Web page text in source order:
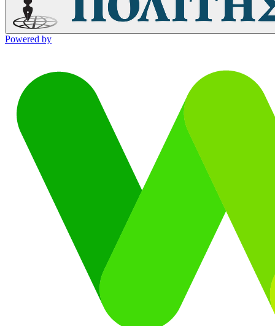
Powered by